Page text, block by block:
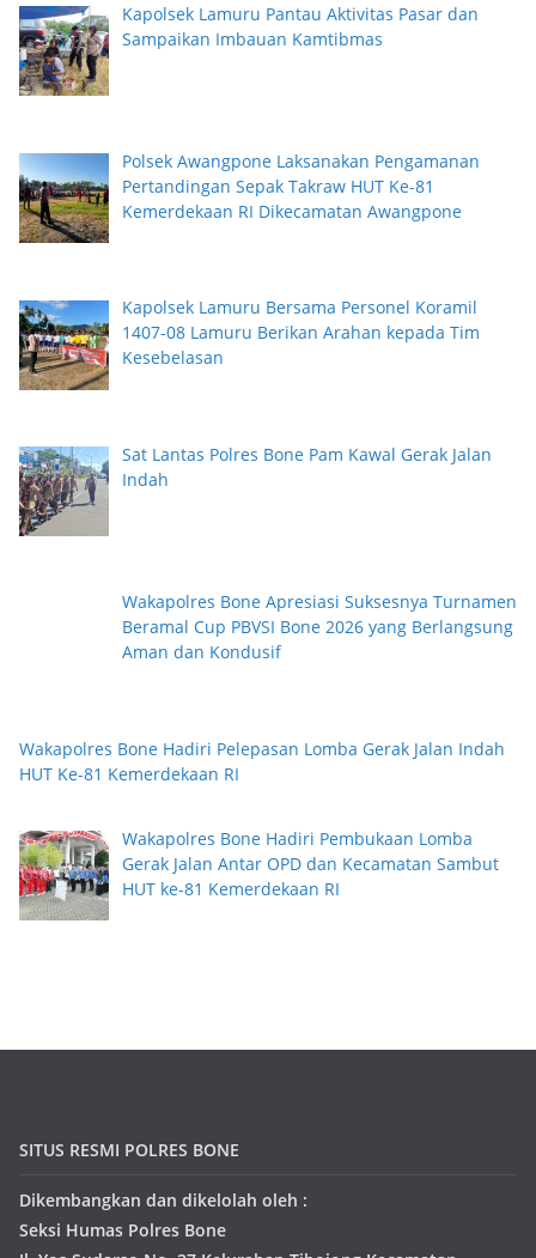
Kapolsek Lamuru Pantau Aktivitas Pasar dan
Sampaikan Imbauan Kamtibmas
Polsek Awangpone Laksanakan Pengamanan
Pertandingan Sepak Takraw HUT Ke-81
Kemerdekaan RI Dikecamatan Awangpone
Kapolsek Lamuru Bersama Personel Koramil
1407-08 Lamuru Berikan Arahan kepada Tim
Kesebelasan
Sat Lantas Polres Bone Pam Kawal Gerak Jalan
Indah
Wakapolres Bone Apresiasi Suksesnya Turnamen
Beramal Cup PBVSI Bone 2026 yang Berlangsung
Aman dan Kondusif
Wakapolres Bone Hadiri Pelepasan Lomba Gerak Jalan Indah
HUT Ke-81 Kemerdekaan RI
Wakapolres Bone Hadiri Pembukaan Lomba
Gerak Jalan Antar OPD dan Kecamatan Sambut
HUT ke-81 Kemerdekaan RI
SITUS RESMI POLRES BONE
Dikembangkan dan dikelolah oleh :
Seksi Humas Polres Bone